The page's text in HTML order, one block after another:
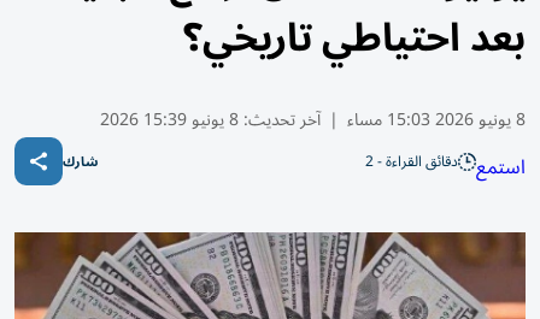
بعد احتياطي تاريخي؟
8 يونيو 2026 15:03 مساء | آخر تحديث:8 يونيو 15:39 2026
استمع دقائق القراءة - 2 شارك